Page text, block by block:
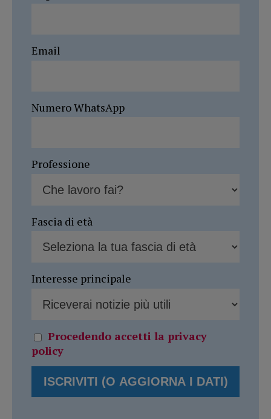
Email
Numero WhatsApp
Professione
Fascia di età
Interesse principale
Procedendo accetti la privacy
policy